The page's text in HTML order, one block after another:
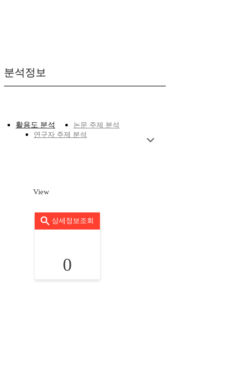
분석정보
활용도 분석
논문 주제 분석
연구자 주제 분석
View
상세정보조회
0